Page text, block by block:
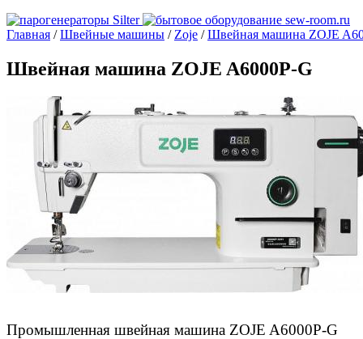
Главная /Швейные машины / Zoje /Швейная машина ZOJE
Швейная машина ZOJE A6000P-G
Промышленная швейная машина ZOJE A6000P-G